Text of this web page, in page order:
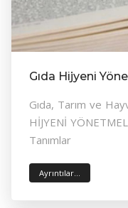
Gıda Hijyeni
Gıda, Tarım ve
HİJYENİ
Tanımlar
Ayrıntılar...